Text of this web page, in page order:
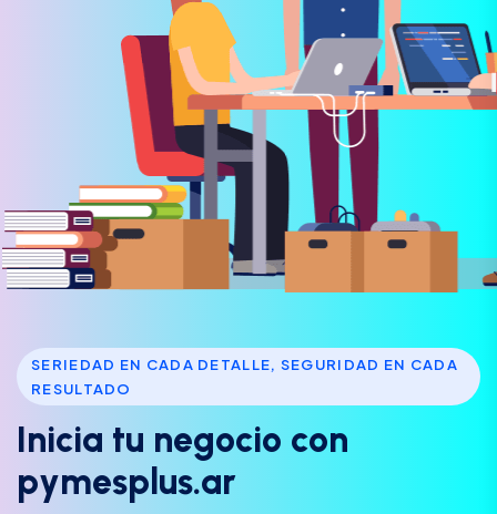
SERIEDAD EN CADA DETALLE, SEGURIDAD EN CADA
RESULTADO
Inicia tu negocio con
pymesp us.ar